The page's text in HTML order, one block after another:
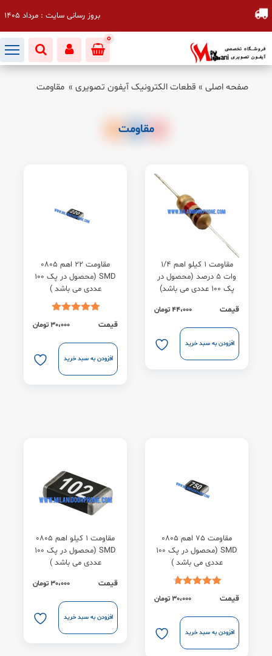
صفحه اصلی » قطعات الکترونیک آیفون تصویری » مقاومت
مقاومت
مقاومت 1 کیلو اهم 1/4
وات 5 درصد (محصول در
پک 100 عددی می باشد)
قیمت
44،000 تومان
افزودن به سبد خرید
مقاومت 22 اهم 0805
SMD (محصول در پک 100
عددی می باشد )
قیمت 30،000 تومان
افزودن به سبد خرید
مقاومت 75 اهم 0805
SMD (محصول در پک 100
عددی می باشد )
قیمت 30،000 تومان
افزودن به سبد خرید
مقاومت 1 کیلو اهم 0805
SMD (محصول در پک ۱۰۰
عددی می باشد )
قیمت
30،000 تومان
افزودن به سبد خرید
بروز رسانی سایت : مرداد 1405
0